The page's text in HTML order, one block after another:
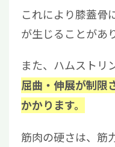
これにより膝蓋骨
が生じることがあ
また、ハムストリ
屈曲・伸展が制限
かかります。
筋肉の硬さは、筋